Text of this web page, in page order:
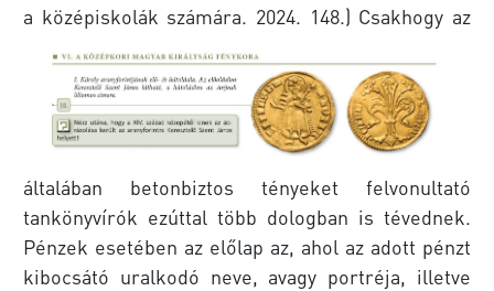
a középiskolák számára. 2024. 148.) Csakhogy az
általában betonbiztos tényeket felvonultató
tankönyvírók ezúttal több dologban is tévednek.
Pénzek esetében az előlap az, ahol az adott pénzt
kibocsátó uralkodó neve, avagy portréja, illetve